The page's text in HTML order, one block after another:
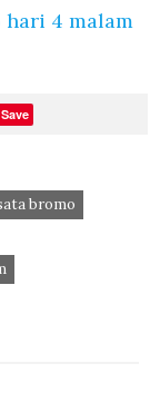
hari 4 malam
Save
bromo